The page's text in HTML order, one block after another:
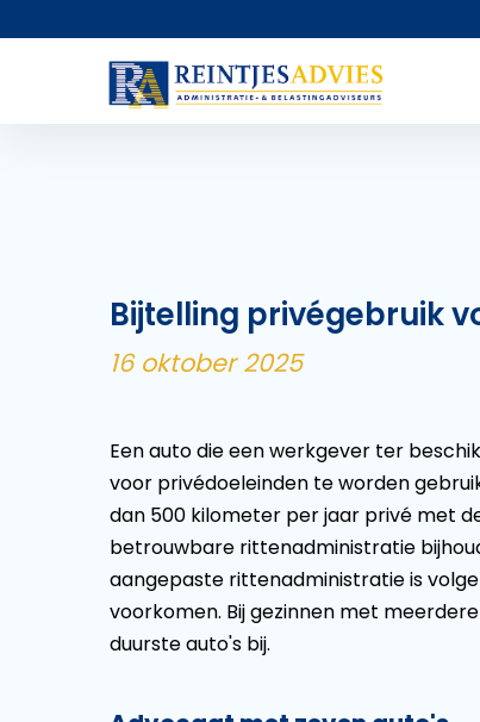
Bijtelling privégebruik
16 oktober 2025
Een auto die een werkgever ter
voor privédoeleinden te worden
dan 500 kilometer per jaar privé met
betrouwbare rittenadministratie
aangepaste rittenadministratie is
voorkomen. Bij gezinnen met
duurste auto's bij.